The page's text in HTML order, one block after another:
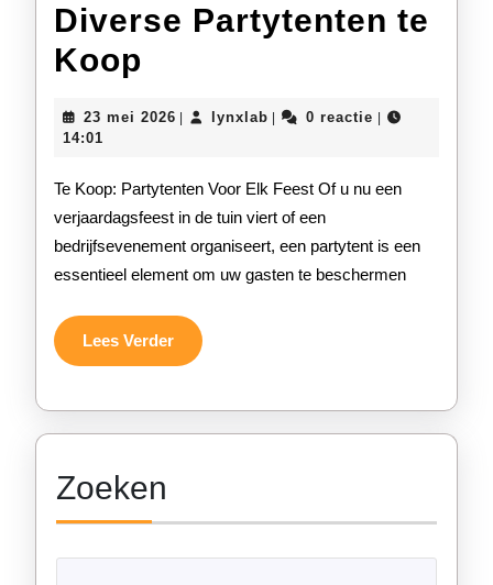
Diverse Partytenten te
Koop
Diverse
Partytenten
te
Koop
23 mei 2026 23
lynxlablynxlab0 reactie
14:01
Te Koop: Partytenten Voor Elk Feest Of u nu een
verjaardagsfeest in de tuin viert of een
bedrijfsevenement organiseert, een partytent is een
essentieel element om uw gasten te beschermen
Lees VerderLees
Verder
Zoeken